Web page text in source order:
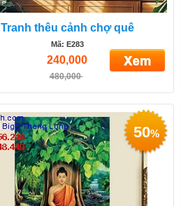
Tranh thêu cảnh chợ quê
Mã: E283
240,000
480,000
50%